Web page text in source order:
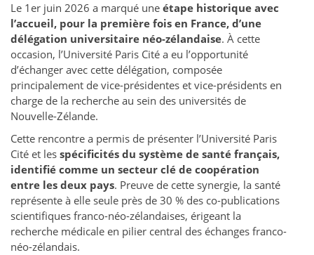
Le 1er juin 2026 a marqué une étape historique avec
l’accueil, pour la première fois en France, d’une
délégation universitaire néo-zélandaise. À cette
occasion, l’Université Paris Cité a eu l’opportunité
d’échanger avec cette délégation, composée
principalement de vice-présidentes et vice-présidents en
charge de la recherche au sein des universités de
Nouvelle-Zélande.
Cette rencontre a permis de présenter l’Université Paris
Cité et les spécificités du système de santé français,
identifié comme un secteur clé de coopération
entre les deux pays. Preuve de cette synergie, la santé
représente à elle seule près de 30 % des co-publications
scientifiques franco-néo-zélandaises, érigeant la
recherche médicale en pilier central des échanges franco-
néo-zélandais.